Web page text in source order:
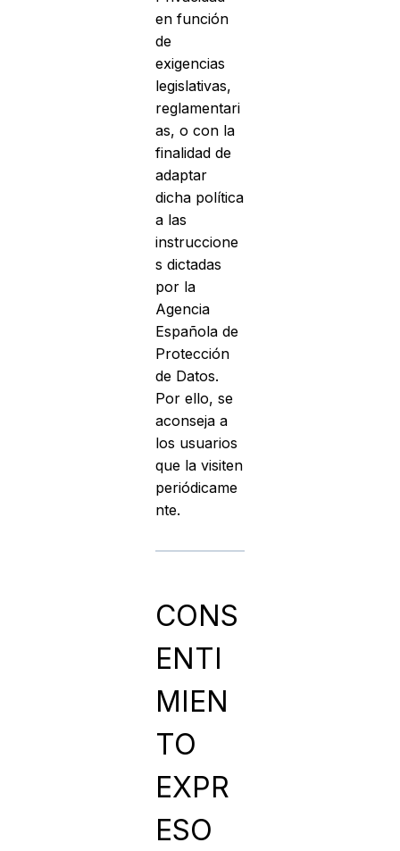
en función
de
exigencias
legislativas,
reglamentari
as, o con la
finalidad de
adaptar
dicha política
a las
instruccione
s dictadas
por la
Agencia
Española de
Protección
de Datos.
Por ello, se
aconseja a
los usuarios
que la visiten
periódicame
nte.
CONS
ENTI
MIEN
TO
EXPR
ESO